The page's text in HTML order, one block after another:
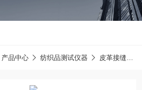
产品中心 纺织品测试仪器 皮革接缝疲劳测试仪